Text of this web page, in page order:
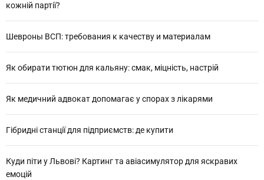
кожній партії?
Шевроны ВСП: требования к качеству и материалам
Як обирати тютюн для кальяну: смак, міцність, настрій
Як медичний адвокат допомагає у спорах з лікарями
Гібридні станції для підприємств: де купити
Куди піти у Львові? Картинг та авіасимулятор для яскравих
емоцій